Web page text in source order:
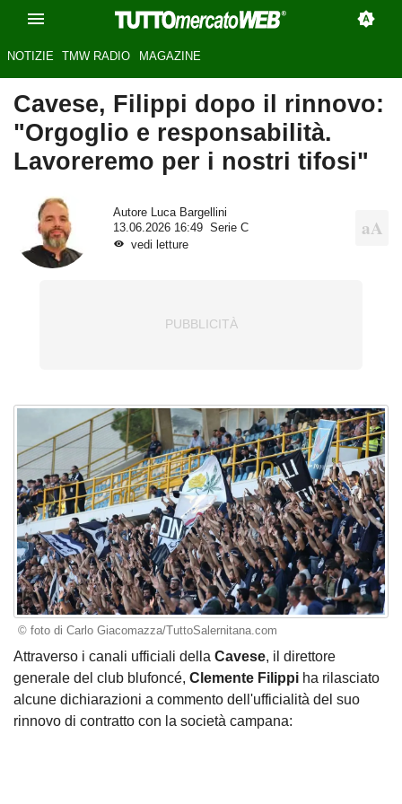
NOTIZIE TMW RADIO MAGAZINE
Cavese, Filippi dopo il rinnovo:
"Orgoglio e responsabilità.
Lavoreremo per i nostri tifosi"
Autore Luca Bargellini
13.06.2026 16:49
Serie C
vedi letture
© foto di Carlo Giacomazza/TuttoSalernitana.com
Attraverso i canali ufficiali della Cavese, il direttore
generale del club blufoncé, Clemente Filippi ha rilasciato
alcune dichiarazioni a commento dell'ufficialità del suo
rinnovo di contratto con la società campana: